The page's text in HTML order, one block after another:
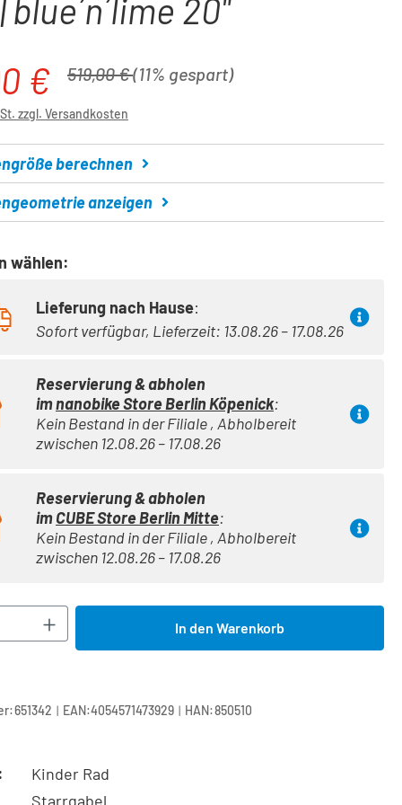
blue´n´lime 20"
€ Regulärer Preis:
519,00 €(11% gespart)
zzgl. Versandkosten
berechnen
anzeigen
wählen:
Lieferung nach Hause:
Sofort verfügbar, Lieferzeit: 13.08.26 – 17.08.26
Reservierung & abholen
imnanobike Store Berlin Köpenick:
Kein Bestand in der Filiale , Abholbereit
zwischen 12.08.26 – 17.08.26
Reservierung & abholen
imCUBE Store Berlin Mitte:
Kein Bestand in der Filiale , Abholbereit
zwischen 12.08.26 – 17.08.26
Gib den gewünschten Wert ein
In den Warenkorb
651342 | EAN:4054571473929 | HAN:850510
Kinder Rad
Starrgabel